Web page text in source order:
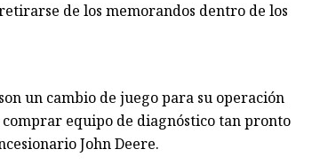
de los memorandos dentro de los
un cambio de juego para su operación
equipo de diagnóstico tan pronto
John Deere.